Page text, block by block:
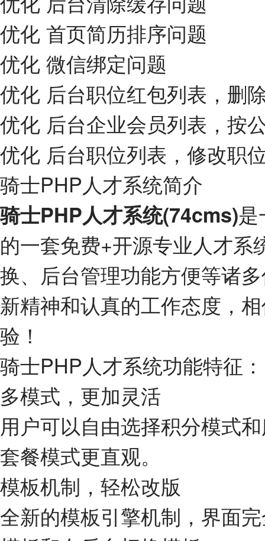
优化 首页简历排序问题
优化 微信绑定问题
优化 后台职位红包列表，删
优化 后台企业会员列表，按
优化 后台职位列表，修改职
骑士PHP人才系统简介
骑士PHP人才系统(74cms)
的一套免费+开源专业人才
换、后台管理功能方便等诸
新精神和认真的工作态度，
验！
骑士PHP人才系统功能特征：
多模式，更加灵活
用户可以自由选择积分模式
套餐模式更直观。
模板机制，轻松改版
全新的模板引擎机制，界面